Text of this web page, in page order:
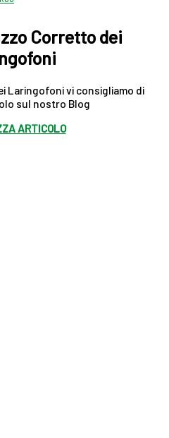
Corretto dei
Laringofoni vi consigliamo di
sul nostro Blog
ARTICOLO